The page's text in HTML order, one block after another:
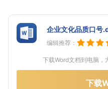
企业文化品质口号
编辑推荐：
下载Word文档到电脑，
下载